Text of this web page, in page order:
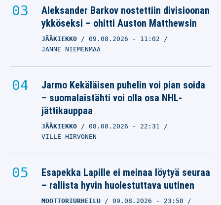
Aleksander Barkov nostettiin divisioonan
ykköseksi – ohitti Auston Matthewsin
JÄÄKIEKKO 09.08.2026 - 11:02
JANNE NIEMENMAA
Jarmo Kekäläisen puhelin voi pian soida
– suomalaistähti voi olla osa NHL-
jättikauppaa
JÄÄKIEKKO 08.08.2026 - 22:31
VILLE HIRVONEN
Esapekka Lapille ei meinaa löytyä seuraa
– rallista hyvin huolestuttava uutinen
MOOTTORIURHEILU 09.08.2026 - 23:50